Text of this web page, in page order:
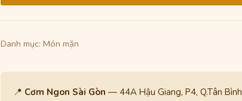
Danh mục: Món mặn
📍 Cơm Ngon Sài Gòn — 44A Hậu Giang, P4, Q.Tân Bình